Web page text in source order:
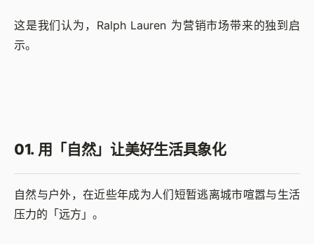
这是我们认为，Ralph Lauren 为营销市场带来的独到启
示。
01. 用「自然」让美好生活具象化
自然与户外，在近些年成为人们短暂逃离城市喧嚣与生活
压力的「远方」。